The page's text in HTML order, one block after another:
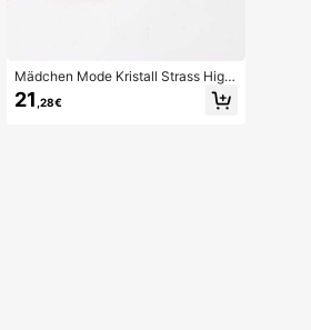
Mädchen Mode Kristall Strass High
Heel Schuhe, Prinzessin Aufführun
gsschuhe, Regenbogen Schuhe
21 ,28€